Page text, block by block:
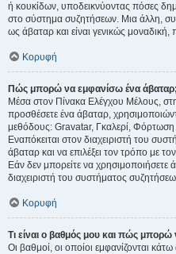
ή κουκίδων, υποδεικνύοντας πόσες
στο σύστημα συζητήσεων. Μια άλλη,
ως άβαταρ και είναι γενικώς
Κορυφή
Πώς μπορώ να εμφανίσω ένα άβαταρ;
Μέσα στον Πίνακα Ελέγχου Μέλους,
προσθέσετε ένα άβαταρ,
μεθόδους: Gravatar, Γκαλερί,
Εναπόκειται στον διαχειριστή του
άβαταρ και να επιλέξει τον τρόπο με
Εάν δεν μπορείτε να χρησιμοποιήσετε
διαχειριστή του συστήματος
Κορυφή
Τι είναι ο βαθμός μου και πώς
Οι βαθμοί, οι οποίοι εμφανίζονται